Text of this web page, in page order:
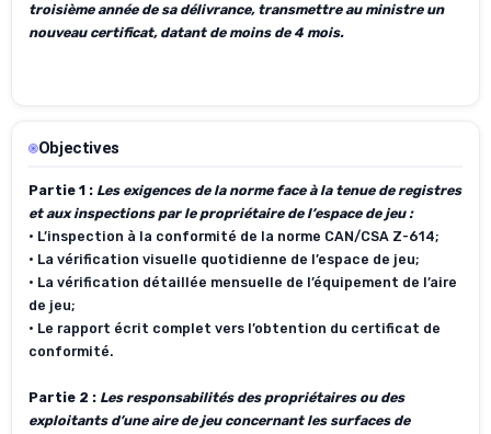
troisième année de sa délivrance, transmettre au ministre un
nouveau certificat, datant de moins de 4 mois.
Objectives
Partie 1 : Les exigences de la norme face à la tenue de registres
et aux inspections par le propriétaire de l’espace de jeu :
• L’inspection à la conformité de la norme CAN/CSA Z-614;
• La vérification visuelle quotidienne de l’espace de jeu;
• La vérification détaillée mensuelle de l’équipement de l’aire
de jeu;
• Le rapport écrit complet vers l’obtention du certificat de
conformité.
Partie 2 : Les responsabilités des propriétaires ou des
exploitants d’une aire de jeu concernant les surfaces de